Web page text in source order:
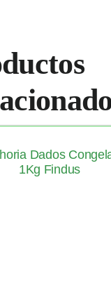
Dados
1Kg Findus